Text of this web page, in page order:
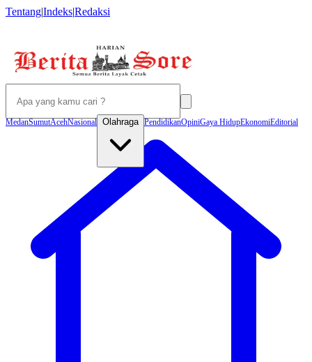
Tentang|Indeks|Redaksi
MedanSumutAcehNasional Olahraga PendidikanOpiniGaya HidupEkonomiEditorial